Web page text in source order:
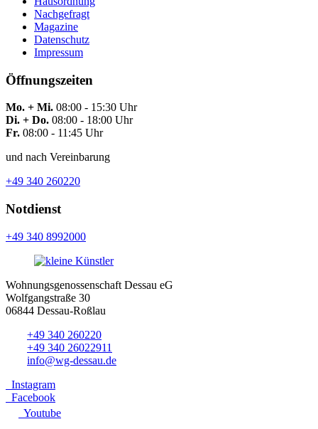
Nachgefragt
Magazine
Datenschutz
Impressum
Öffnungszeiten
Mo. + Mi. 08:00 - 15:30 Uhr
Di. + Do. 08:00 - 18:00 Uhr
Fr. 08:00 - 11:45 Uhr
und nach Vereinbarung
+49 340 260220
Notdienst
+49 340 8992000
Wohnungsgenossenschaft Dessau eG
Wolfgangstraße 30
06844 Dessau-Roßlau
+49 340 260220
+49 340 26022911
info@wg-dessau.de
Instagram
Facebook
Youtube